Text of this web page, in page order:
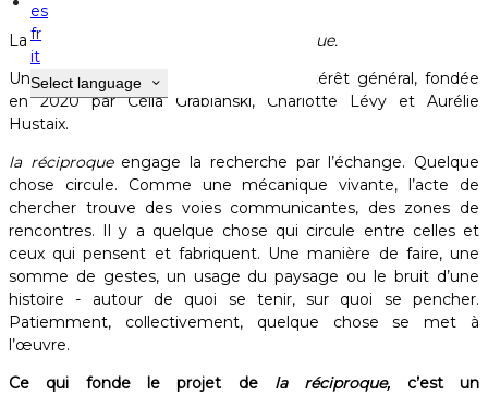
es
fr
it
Select language
LaMaison Gamboia
la réciproque.
Une association loi 1901 reconnue d'intérêt général, fondée
en 2020 par Célia Grabianski, Charlotte Lévy et Aurélie
Hustaix.
la réciproqueengage la recherche par l’échange. Quelque
chose circule. Comme une mécanique vivante, l’acte de
chercher trouve des voies communicantes, des zones de
rencontres. Il y a quelque chose qui circule entre celles et
ceux qui pensent et fabriquent. Une manière de faire, une
somme de gestes, un usage du paysage ou le bruit d’une
histoire - autour de quoi se tenir, sur quoi se pencher.
Patiemment, collectivement, quelque chose se met à
l’œuvre.
Ce qui fonde le projet de la réciproque, c’est un